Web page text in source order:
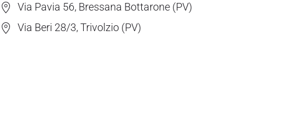
Via Pavia 56, Bressana Bottarone (PV)
Via Beri 28/3, Trivolzio (PV)